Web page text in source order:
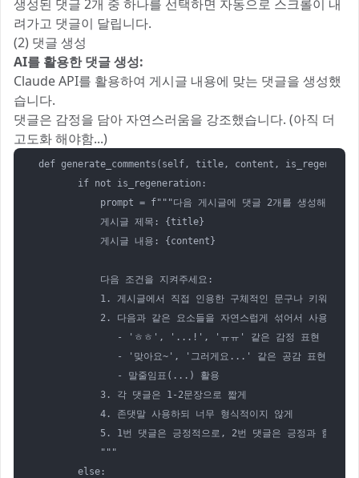
생성된 댓글 2개 중 하나를 선택하면 자동으로 스크롤이 내
려가고 댓글이 달립니다.
(2) 댓글 생성
AI를 활용한 댓글 생성:
Claude API를 활용하여 게시글 내용에 맞는 댓글을 생성했
습니다.
댓글은 감정을 담아 자연스러움을 강조했습니다. (아직 더
고도화 해야함...)
def generate_comments(self, title, content,
        if not is_regeneration:
prompt = f"""다음 게시글에 댓글 2개를 생성해주세
            게시글 제목: {title}
            게시글 내용: {content}
            다음 조건을 지켜주세요:
1. 게시글에서 직접 인용한 구체적인 문구나 키워드를
            2. 다음과 같은 요소들을 자연스럽게 섞어서 사용:
               - 'ㅎㅎ', '...!', 'ㅠㅠ' 같은 감정 표현
               - '맞아요~', '그러게요...' 같은 공감 표현
               - 말줄임표(...) 활용
            3. 각 댓글은 1-2문장으로 짧게
            4. 존댓말 사용하되 너무 형식적이지 않게
5. 1번 댓글은 긍정적으로, 2번 댓글은 긍정과 함께 제
            """
        else: